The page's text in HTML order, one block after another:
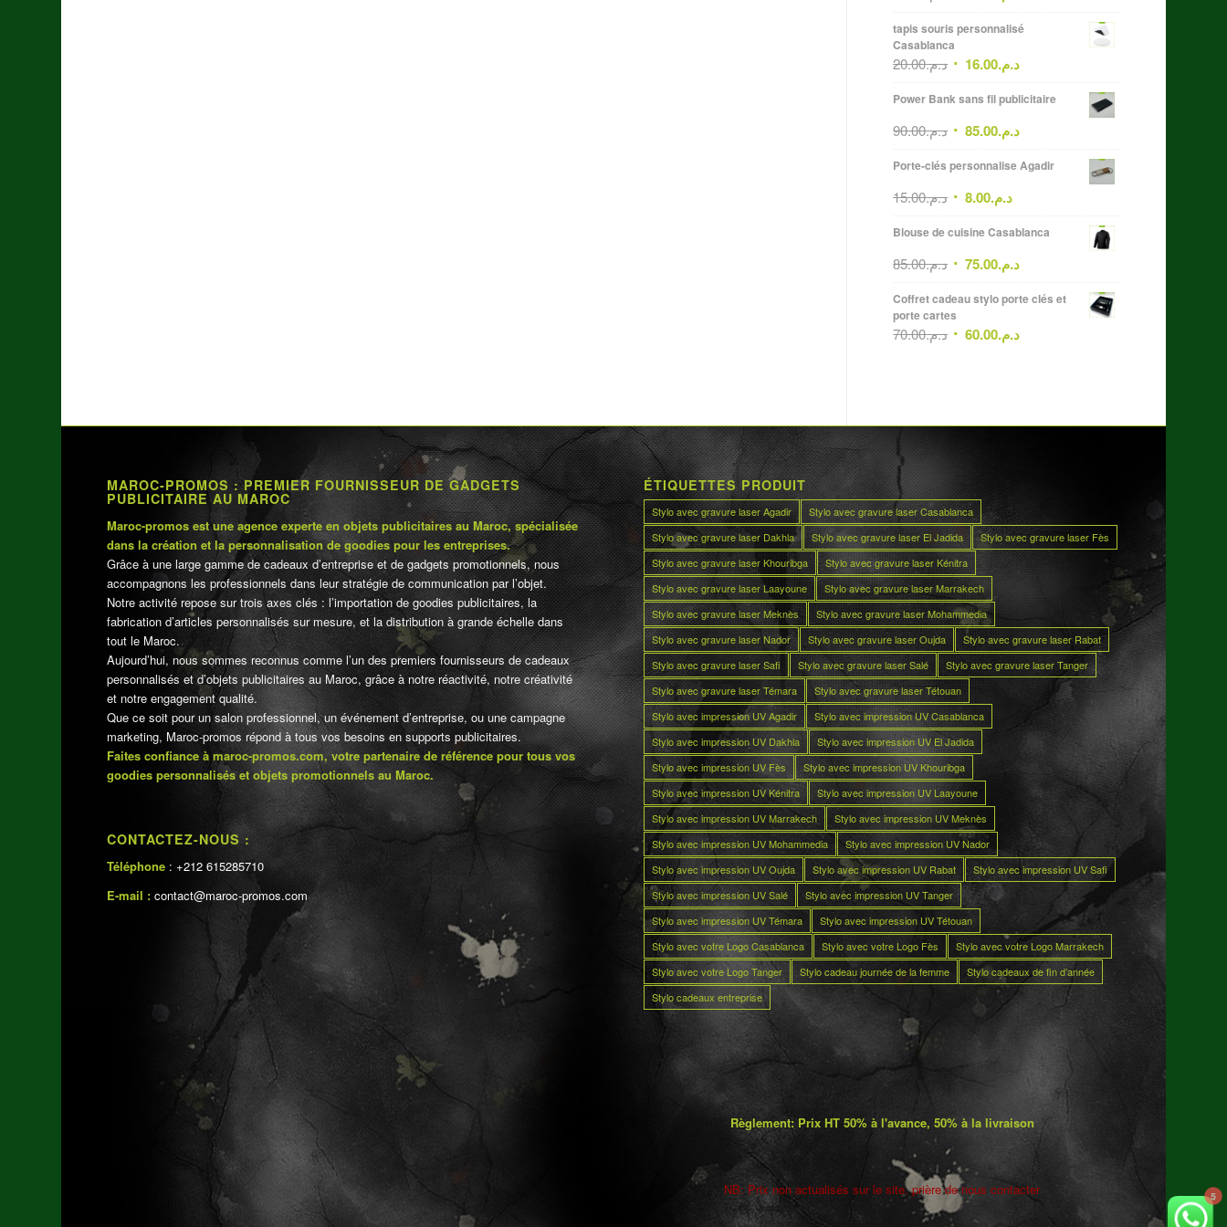
tapis souris personnalisé
Casablanca
د.م.20.00 د.م.16.00
Power Bank sans fil publicitaire
د.م.90.00 د.م.85.00
Porte-clés personnalise Agadir
د.م.15.00 د.م.8.00
Blouse de cuisine Casablanca
د.م.85.00 د.م.75.00
Coffret cadeau stylo porte clés et
porte cartes
د.م.70.00 د.م.60.00
MAROC-PROMOS : PREMIER FOURNISSEUR DE GADGETS
PUBLICITAIRE AU MAROC
Maroc-promos est une agence experte en objets publicitaires au Maroc, spécialisée
dans la création et la personnalisation de goodies pour les entreprises.
Grâce à une large gamme de cadeaux d’entreprise et de gadgets promotionnels, nous
accompagnons les professionnels dans leur stratégie de communication par l’objet.
Notre activité repose sur trois axes clés : l’importation de goodies publicitaires, la
fabrication d’articles personnalisés sur mesure, et la distribution à grande échelle dans
tout le Maroc.
Aujourd’hui, nous sommes reconnus comme l’un des premiers fournisseurs de cadeaux
personnalisés et d’objets publicitaires au Maroc, grâce à notre réactivité, notre créativité
et notre engagement qualité.
Que ce soit pour un salon professionnel, un événement d’entreprise, ou une campagne
marketing, Maroc-promos répond à tous vos besoins en supports publicitaires.
Faites confiance à maroc-promos.com, votre partenaire de référence pour tous vos
goodies personnalisés et objets promotionnels au Maroc.
CONTACTEZ-NOUS :
Téléphone : +212 615285710
E-mail : contact@maroc-promos.com
ÉTIQUETTES PRODUIT
Stylo avec gravure laser Agadir
Stylo avec gravure laser Casablanca
Stylo avec gravure laser Dakhla
Stylo avec gravure laser El Jadida
Stylo avec gravure laser Fès
Stylo avec gravure laser Khouribga
Stylo avec gravure laser Kénitra
Stylo avec gravure laser Laayoune
Stylo avec gravure laser Marrakech
Stylo avec gravure laser Meknès
Stylo avec gravure laser Mohammedia
Stylo avec gravure laser Nador
Stylo avec gravure laser Oujda
Stylo avec gravure laser Rabat
Stylo avec gravure laser Safi
Stylo avec gravure laser Salé
Stylo avec gravure laser Tanger
Stylo avec gravure laser Témara
Stylo avec gravure laser Tétouan
Stylo avec impression UV Agadir
Stylo avec impression UV Casablanca
Stylo avec impression UV Dakhla
Stylo avec impression UV El Jadida
Stylo avec impression UV Fès
Stylo avec impression UV Khouribga
Stylo avec impression UV Kénitra
Stylo avec impression UV Laayoune
Stylo avec impression UV Marrakech
Stylo avec impression UV Meknès
Stylo avec impression UV Mohammedia
Stylo avec impression UV Nador
Stylo avec impression UV Oujda
Stylo avec impression UV Rabat
Stylo avec impression UV Safi
Stylo avec impression UV Salé
Stylo avec impression UV Tanger
Stylo avec impression UV Témara
Stylo avec impression UV Tétouan
Stylo avec votre Logo Casablanca
Stylo avec votre Logo Fès
Stylo avec votre Logo Marrakech
Stylo avec votre Logo Tanger
Stylo cadeau journée de la femme
Stylo cadeaux de fin d’année
Stylo cadeaux entreprise
Règlement: Prix HT 50% à l'avance, 50% à la livraison
NB: Prix non actualisés sur le site. prière de nous contacter 5